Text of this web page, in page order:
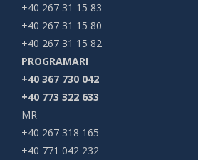
+40 267 31 15 83
+40 267 31 15 80
+40 267 31 15 82
PROGRAMARI
+40 367 730 042
+40 773 322 633
MR
+40 267 318 165
+40 771 042 232